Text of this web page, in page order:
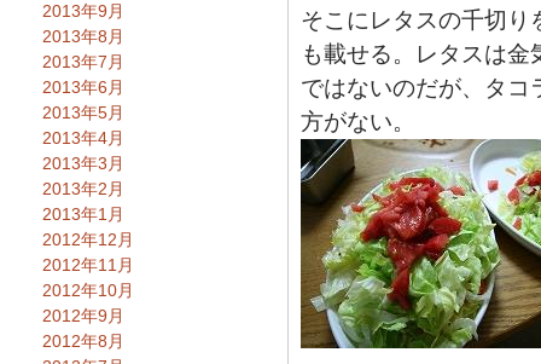
そこにレタスの千切り
も載せる。レタスは
ではないのだが、タコ
方がない。
2013年9月
2013年8月
2013年7月
2013年6月
2013年5月
2013年4月
2013年3月
2013年2月
2013年1月
2012年12月
2012年11月
2012年10月
2012年9月
2012年8月